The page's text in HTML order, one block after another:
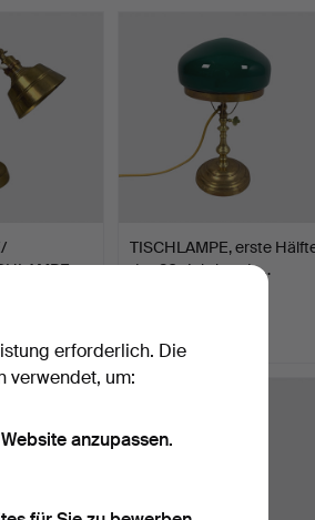
TISCHLAMPE, erste
des 20. Jahrhunde…
85 USD
erforderlich. Die
verwendet, um:
anzupassen.